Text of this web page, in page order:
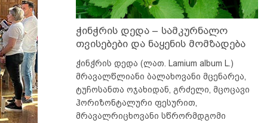
ჭინჭრის დედა – სამკურნალო
თვისებები და ნაყენის მომზადება
ჭინჭრის დედა (ლათ. Lamium album L.)
მრავალწლიანი ბალახოვანი მცენარეა,
ტუჩოსანთა ოჯახიდან, გრძელი, მცოცავი
ჰორიზონტალური ფესურით,
მრავალრიცხოვანი სწრორმდგომი